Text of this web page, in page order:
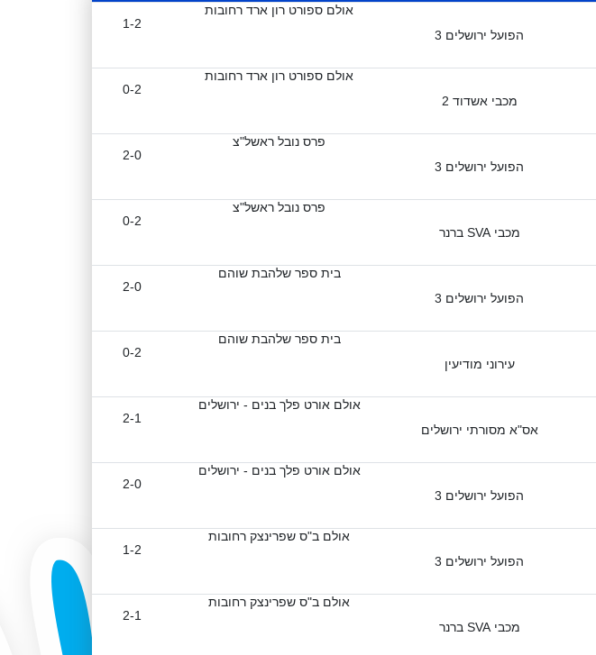
הפועל ירושלים 3
אולם ספורט רון ארד רחובות
1-2
מכבי אשדוד 2
אולם ספורט רון ארד רחובות
0-2
הפועל ירושלים 3
פרס נובל ראשל"צ
2-0
מכבי SVA ברנר
פרס נובל ראשל"צ
0-2
הפועל ירושלים 3
בית ספר שלהבת שוהם
2-0
עירוני מודיעין
בית ספר שלהבת שוהם
0-2
אס"א מסורתי ירושלים
אולם אורט פלך בנים - ירושלים
2-1
הפועל ירושלים 3
אולם אורט פלך בנים - ירושלים
2-0
הפועל ירושלים 3
אולם ב"ס שפרינצק רחובות
1-2
מכבי SVA ברנר
אולם ב"ס שפרינצק רחובות
2-1